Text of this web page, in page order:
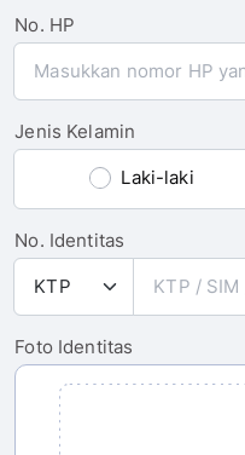
No. HP
Jenis Kelamin
Laki-laki
No. Identitas
Foto Identitas